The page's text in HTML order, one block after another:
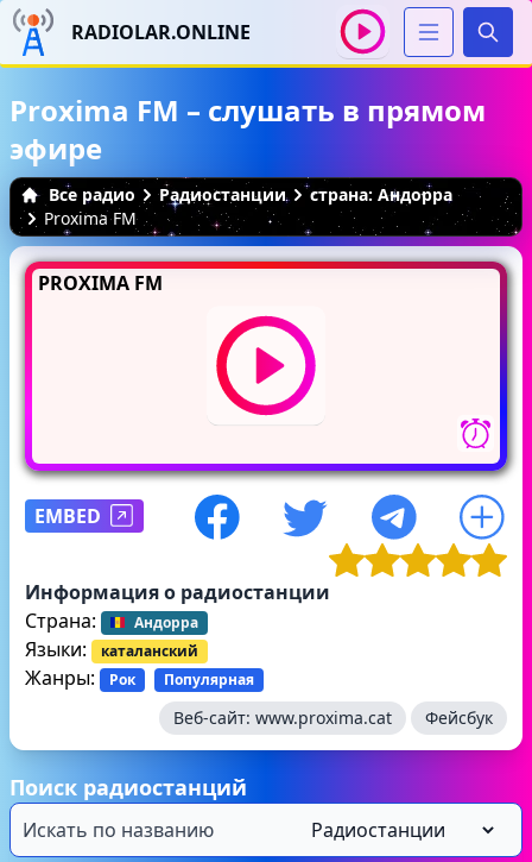
RADIOLAR.ONLINE
Proxima FM – слушать в прямом
эфире
Все радио Радиостанции
страна: Андорра
Proxima FM
PROXIMA FM
EMBED
Информация о радиостанции
Страна:
Андорра
Языки: каталанский
Жанры: Рок Популярная
Веб-сайт: www.proxima.cat Фейсбук
Поиск радиостанций